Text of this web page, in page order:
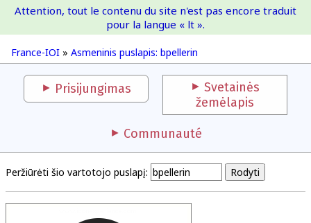
France-IOI
France-IOI » Asmeninis puslapis: bpellerin
Attention, tout le contenu du site n'est pas encore traduit
pour la langue « lt ».
Prisijungimas
Svetainės
žemėlapis
Communauté
Peržiūrėti šio vartotojo puslapį: